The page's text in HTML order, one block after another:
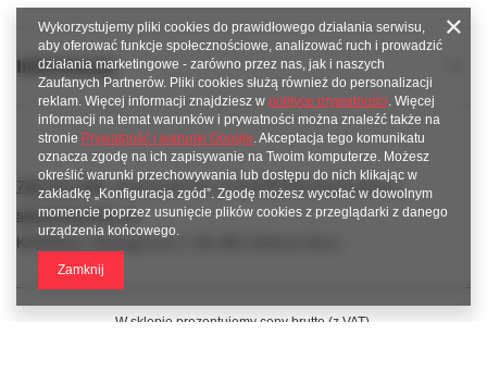
Informacje
789 221 795
www.facebook.com/KAROlineZielonaGora
sklep@karoline.pl
KAROline
Ekologiczna 2
W sklepie prezentujemy ceny brutto (z VAT).
Wykorzystujemy pliki cookies do prawidłowego działania serwisu,
aby oferować funkcje społecznościowe, analizować ruch i prowadzić
działania marketingowe - zarówno przez nas, jak i naszych
Zaufanych Partnerów. Pliki cookies służą również do personalizacji
reklam. Więcej informacji znajdziesz w polityce prywatności. Więcej
informacji na temat warunków i prywatności można znaleźć także na
stronie Prywatność i warunki Google. Akceptacja tego komunikatu
oznacza zgodę na ich zapisywanie na Twoim komputerze. Możesz
określić warunki przechowywania lub dostępu do nich klikając w
zakładkę „Konfiguracja zgód”. Zgodę możesz wycofać w dowolnym
momencie poprzez usunięcie plików cookies z przeglądarki z danego
urządzenia końcowego.
Zamknij